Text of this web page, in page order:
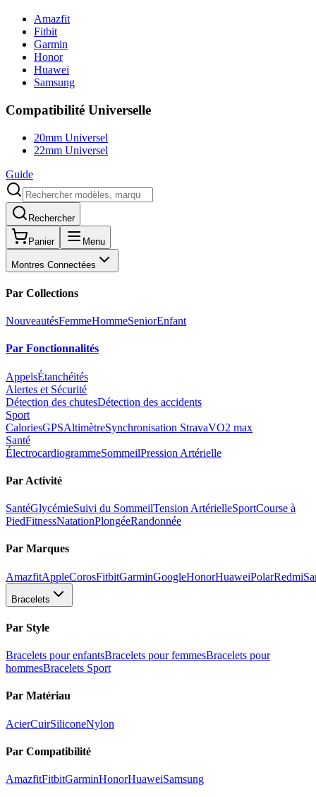
Amazfit
Fitbit
Garmin
Honor
Huawei
Samsung
Compatibilité Universelle
20mm Universel
22mm Universel
Guide
Rechercher
Panier Menu
Montres Connectées
Par Collections
NouveautésFemmeHommeSeniorEnfant
Par Fonctionnalités
AppelsÉtanchéités
Alertes et Sécurité
Détection des chutesDétection des accidents
Sport
CaloriesGPSAltimètreSynchronisation StravaVO2 max
Santé
ÉlectrocardiogrammeSommeilPression Artérielle
Par Activité
SantéGlycémieSuivi du SommeilTension ArtérielleSportCourse à
PiedFitnessNatationPlongéeRandonnée
Par Marques
AmazfitAppleCorosFitbitGarminGoogleHonorHuaweiPolarRedmi
Bracelets
Par Style
Bracelets pour enfantsBracelets pour femmesBracelets pour
hommesBracelets Sport
Par Matériau
AcierCuirSiliconeNylon
Par Compatibilité
AmazfitFitbitGarminHonorHuaweiSamsung